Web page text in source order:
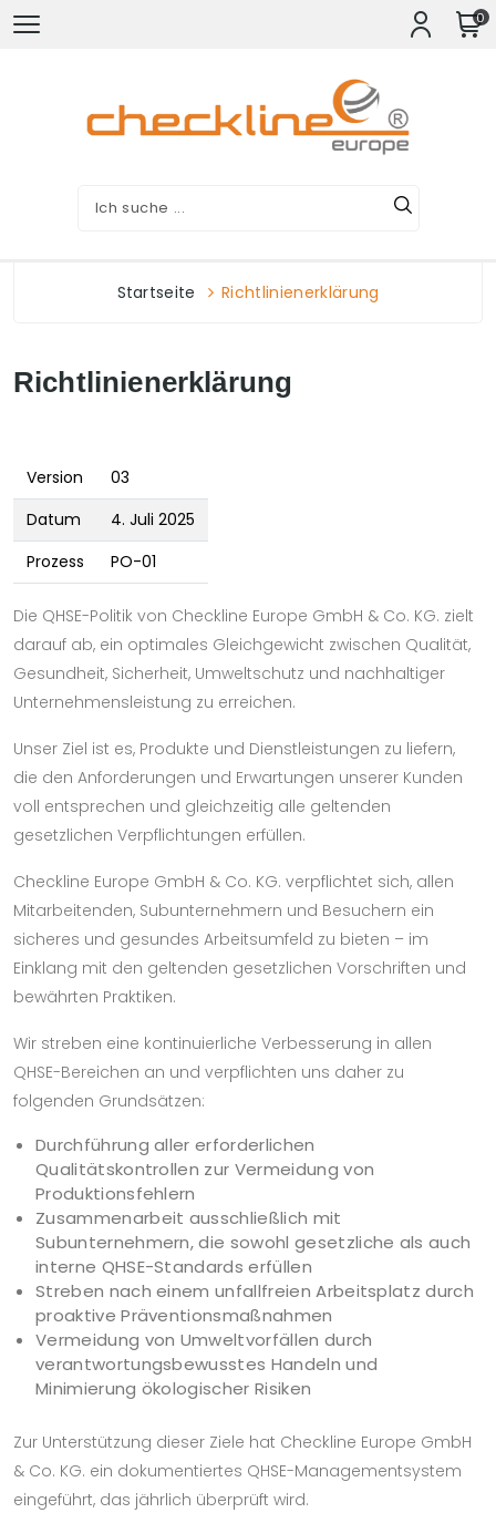
0
Startseite Richtlinienerklärung
Richtlinienerklärung
Version
03
Datum
4. Juli 2025
Prozess
PO-01
Die QHSE-Politik von Checkline Europe GmbH & Co. KG. zielt
darauf ab, ein optimales Gleichgewicht zwischen Qualität,
Gesundheit, Sicherheit, Umweltschutz und nachhaltiger
Unternehmensleistung zu erreichen.
Unser Ziel ist es, Produkte und Dienstleistungen zu liefern,
die den Anforderungen und Erwartungen unserer Kunden
voll entsprechen und gleichzeitig alle geltenden
gesetzlichen Verpflichtungen erfüllen.
Checkline Europe GmbH & Co. KG. verpflichtet sich, allen
Mitarbeitenden, Subunternehmern und Besuchern ein
sicheres und gesundes Arbeitsumfeld zu bieten – im
Einklang mit den geltenden gesetzlichen Vorschriften und
bewährten Praktiken.
Wir streben eine kontinuierliche Verbesserung in allen
QHSE-Bereichen an und verpflichten uns daher zu
folgenden Grundsätzen:
Durchführung aller erforderlichen
Qualitätskontrollen zur Vermeidung von
Produktionsfehlern
Zusammenarbeit ausschließlich mit
Subunternehmern, die sowohl gesetzliche als auch
interne QHSE-Standards erfüllen
Streben nach einem unfallfreien Arbeitsplatz durch
proaktive Präventionsmaßnahmen
Vermeidung von Umweltvorfällen durch
verantwortungsbewusstes Handeln und
Minimierung ökologischer Risiken
Zur Unterstützung dieser Ziele hat Checkline Europe GmbH
& Co. KG. ein dokumentiertes QHSE-Managementsystem
eingeführt, das jährlich überprüft wird.